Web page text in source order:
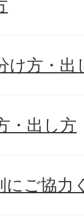
け方・出
・出し方
にご協力